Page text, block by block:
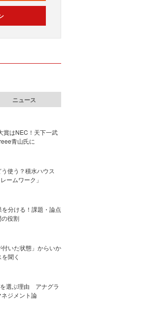
ニュース
賞はNEC！天下一武
青山氏に
使う？積水ハウス
ームワーク」
を分ける！課題・論点
役割
いた状態」からいか
聞く
を選ぶ理由 アナグラ
ジメント論